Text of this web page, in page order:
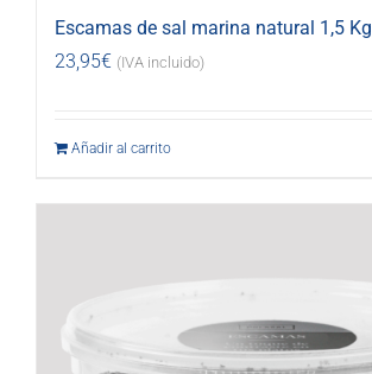
Escamas de sal marina natural 1,5 Kg
23,95€ (IVA incluido)
Añadir al carrito